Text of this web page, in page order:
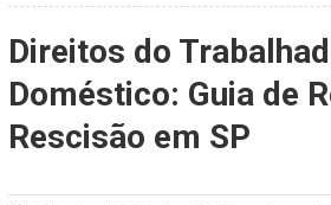
Direitos do
Doméstico: Guia de
Rescisão em SP